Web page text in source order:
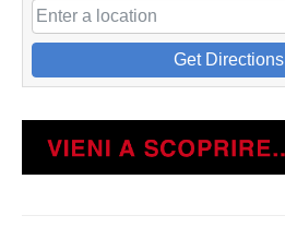
Get Directions